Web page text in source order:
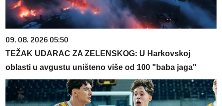
09. 08. 2026 05:50
TEŽAK UDARAC ZA ZELENSKOG: U Harkovskoj
oblasti u avgustu uništeno više od 100 "baba jaga"